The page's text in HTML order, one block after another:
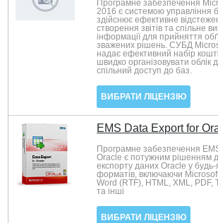
Програмне забезпечення
2016 є системою управління
здійснює ефективне
створення звітів та спільне
інформації для прийняття
зважених рішень. СУБД
надає ефективний набір
швидко організовувати облік
спільний доступ до баз.
ВИБРАТИ ЛІЦЕНЗІЮ
EMS Data Export for
Програмне забезпечення
Oracle є потужним рішенням
експорту даних Oracle у
форматів, включаючи
Word (RTF), HTML, XML, PDF,
та інші
ВИБРАТИ ЛІЦЕНЗІЮ